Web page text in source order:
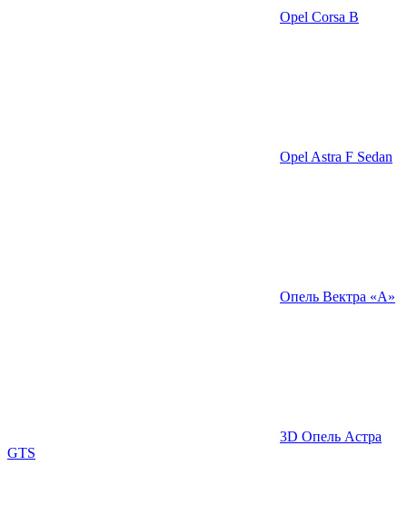
Opel Corsa B
Opel Astra F Sedan
Опель Вектра «A»
3D Опель Астра
GTS